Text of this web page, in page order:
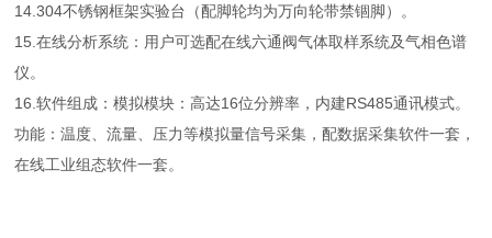
14.304不锈钢框架实验台（配脚轮均为万向轮带禁锢脚）。
15.在线分析系统：用户可选配在线六通阀气体取样系统及气相色谱
仪。
16.软件组成：模拟模块：高达16位分辨率，内建RS485通讯模式。
功能：温度、流量、压力等模拟量信号采集，配数据采集软件一套，
在线工业组态软件一套。